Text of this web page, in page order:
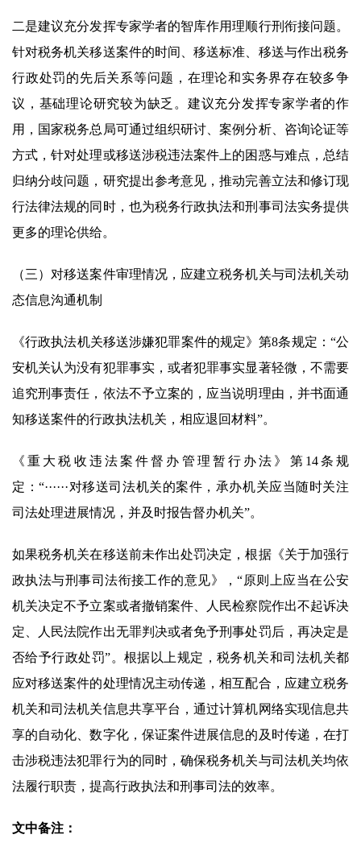
二是建议充分发挥专家学者的智库作用理顺行刑衔接问题。
针对税务机关移送案件的时间、移送标准、移送与作出税务
行政处罚的先后关系等问题，在理论和实务界存在较多争
议，基础理论研究较为缺乏。建议充分发挥专家学者的作
用，国家税务总局可通过组织研讨、案例分析、咨询论证等
方式，针对处理或移送涉税违法案件上的困惑与难点，总结
归纳分歧问题，研究提出参考意见，推动完善立法和修订现
行法律法规的同时，也为税务行政执法和刑事司法实务提供
更多的理论供给。
（三）对移送案件审理情况，应建立税务机关与司法机关动
态信息沟通机制
《行政执法机关移送涉嫌犯罪案件的规定》第8条规定：“公
安机关认为没有犯罪事实，或者犯罪事实显著轻微，不需要
追究刑事责任，依法不予立案的，应当说明理由，并书面通
知移送案件的行政执法机关，相应退回材料”。
《重大税收违法案件督办管理暂行办法》第14条规
定：“······对移送司法机关的案件，承办机关应当随时关注
司法处理进展情况，并及时报告督办机关”。
如果税务机关在移送前未作出处罚决定，根据《关于加强行
政执法与刑事司法衔接工作的意见》，“原则上应当在公安
机关决定不予立案或者撤销案件、人民检察院作出不起诉决
定、人民法院作出无罪判决或者免予刑事处罚后，再决定是
否给予行政处罚”。根据以上规定，税务机关和司法机关都
应对移送案件的处理情况主动传递，相互配合，应建立税务
机关和司法机关信息共享平台，通过计算机网络实现信息共
享的自动化、数字化，保证案件进展信息的及时传递，在打
击涉税违法犯罪行为的同时，确保税务机关与司法机关均依
法履行职责，提高行政执法和刑事司法的效率。
文中备注：